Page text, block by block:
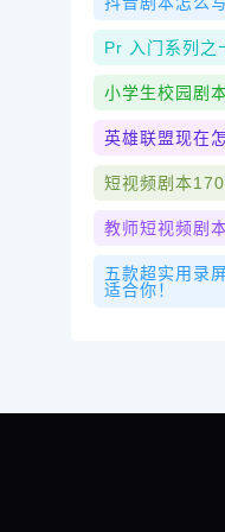
Pr 入门系列之
小学生校园剧
英雄联盟现在
短视频剧本
教师短视频剧
五款超实用录
适合你！